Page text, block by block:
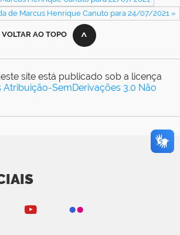
de Marcus Henrique Canuto para 24/07/2021 »
VOLTAR AO TOPO
site está publicado sob a licença
SemDerivações 3.0 Não